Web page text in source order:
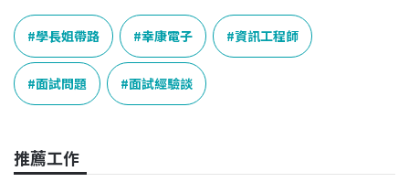
c
e
b
o
o
n
e
r
e
a
d
s
n
k
e
d
I
p
L
n
學長姐帶路 幸康電子 資訊工程師
面試問題 面試經驗談
推薦工作